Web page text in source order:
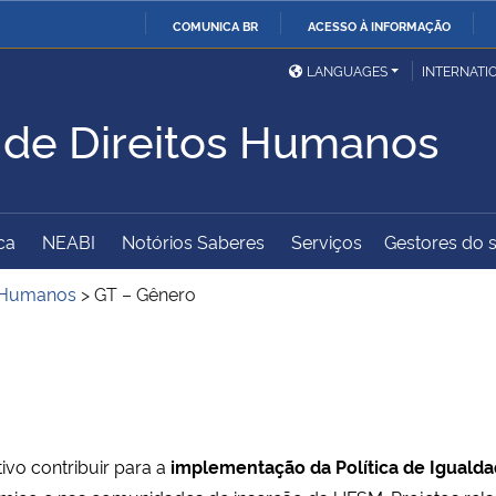
CONTEÚDO
COMUNICA BR ACESSO À INFORMAÇÃO
Ministério da Defesa
Ministério das Relações
Exteriores
Ministério da Cidadania Ministério da Saúde
Ministério do
Desenvolvimento Regional
Controladoria-Geral da
LANGUAGES
Direitos Humanos
NEABI Notórios Saberes Serviços Gestores do
>GT – Gênero
contribuir para a implementação da Política de